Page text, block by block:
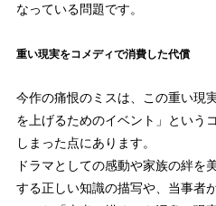
なっている問題です。
重い現実をコメディで消費した代償
今作の痛恨のミスは、この重い現
を上げるためのイベント」という
しまった点にあります。
ドラマとしての感動や家族の絆を
する正しい知識の描写や、当事者